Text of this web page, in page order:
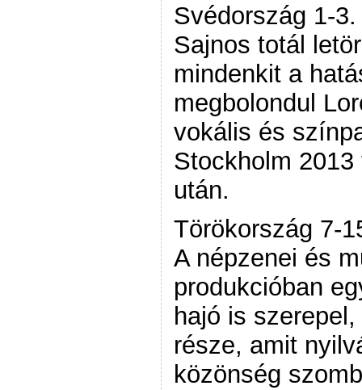
Svédország 1-
Sajnos totál
mindenkit a
megbolondul
vokális és
Stockholm
után.
Törökország 7-
A népzenei és
produkcióban
hajó is
része, amit
közönség